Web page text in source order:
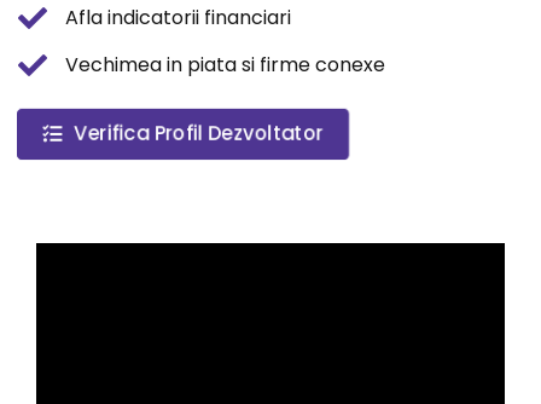
Afla indicatorii financiari
Vechimea in piata si firme conexe
Verifica Profil Dezvoltator